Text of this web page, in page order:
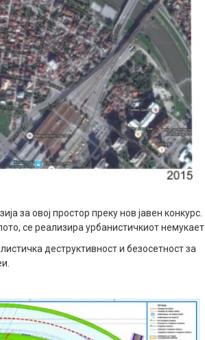
за овој простор преку нов јавен конкурс.
се реализира урбанистичкиот немукает.
деструктивност и безосетност за